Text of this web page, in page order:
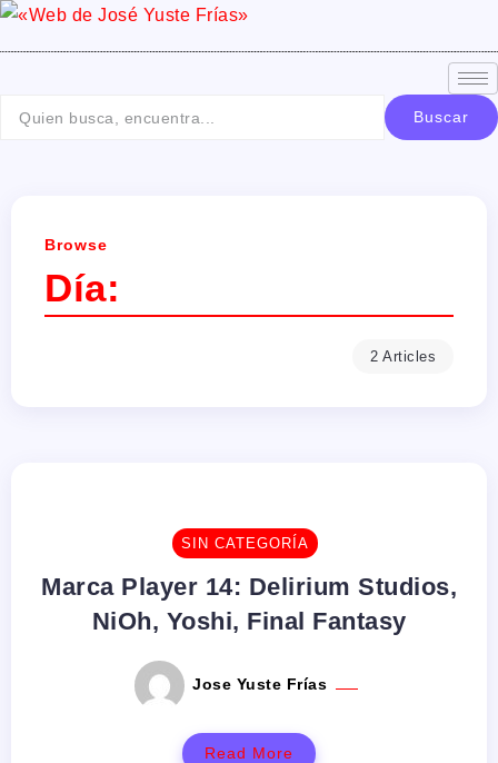
Buscar
Browse
Día:
2 Articles
SIN CATEGORÍA
Marca Player 14: Delirium Studios,
NiOh, Yoshi, Final Fantasy
Jose Yuste Frías
Read More